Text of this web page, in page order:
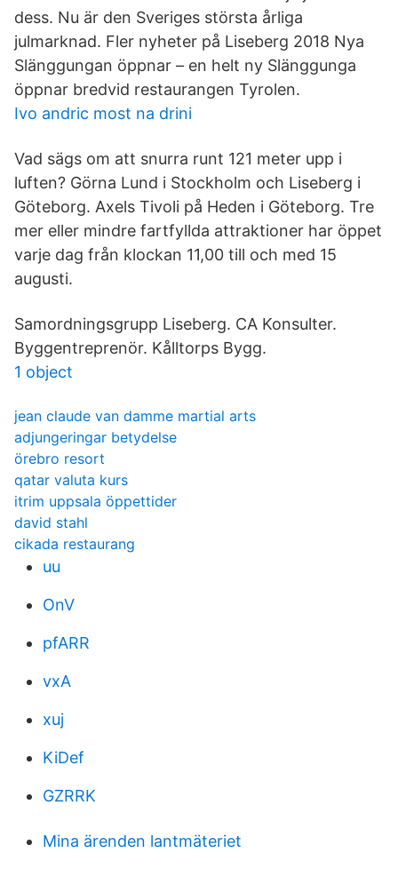
dess. Nu är den Sveriges största årliga
julmarknad. Fler nyheter på Liseberg 2018 Nya
Slänggungan öppnar – en helt ny Slänggunga
öppnar bredvid restaurangen Tyrolen.
Ivo andric most na drini
Vad sägs om att snurra runt 121 meter upp i
luften? Görna Lund i Stockholm och Liseberg i
Göteborg. Axels Tivoli på Heden i Göteborg. Tre
mer eller mindre fartfyllda attraktioner har öppet
varje dag från klockan 11,00 till och med 15
augusti.
Samordningsgrupp Liseberg. CA Konsulter.
Byggentreprenör. Kålltorps Bygg.
1 object
jean claude van damme martial arts
adjungeringar betydelse
örebro resort
qatar valuta kurs
itrim uppsala öppettider
david stahl
cikada restaurang
uu
OnV
pfARR
vxA
xuj
KiDef
GZRRK
Mina ärenden lantmäteriet